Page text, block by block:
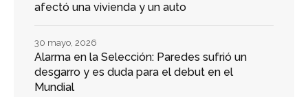
afectó una vivienda y un auto
Alarma en la Selección: Paredes sufrió un
desgarro y es duda para el debut en el
Mundial
30 mayo, 2026